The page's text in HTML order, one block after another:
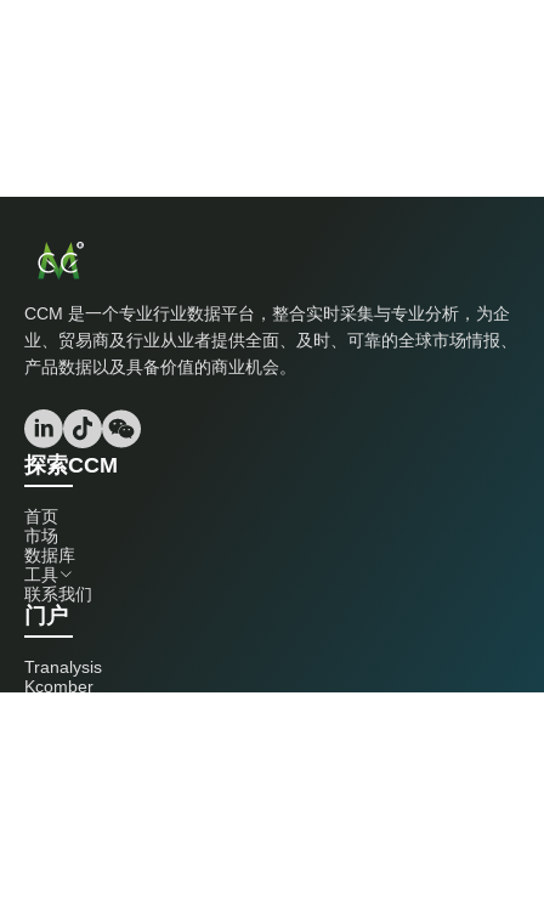
CCM 是一个专业行业数据平台，整合实时采集与专业分析，为企
业、贸易商及行业从业者提供全面、及时、可靠的全球市场情报、
产品数据以及具备价值的商业机会。
探索CCM
首页
市场
数据库
工具
联系我们
门户
Tranalysis
Kcomber